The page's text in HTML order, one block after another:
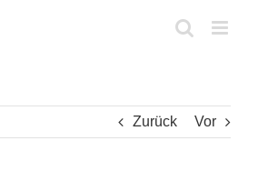
Zurück Vor